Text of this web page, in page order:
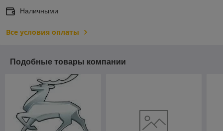
Наличными
Все условия оплаты
Подобные товары компании